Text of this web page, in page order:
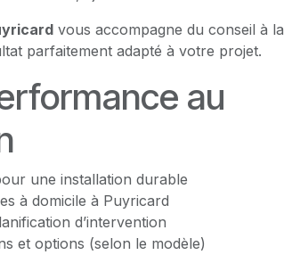
vous accompagne du conseil à la
parfaitement adapté à votre projet.
au
une installation durable
à domicile à Puyricard
d’intervention
et options (selon le modèle)